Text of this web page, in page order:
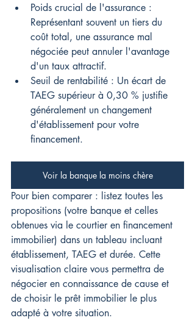
Poids crucial de l'assurance :
Représentant souvent un tiers du
coût total, une assurance mal
négociée peut annuler l'avantage
d'un taux attractif.
Seuil de rentabilité : Un écart de
TAEG supérieur à 0,30 % justifie
généralement un changement
d'établissement pour votre
financement.
Voir la banque la moins chère
Pour bien comparer : listez toutes les
propositions (votre banque et celles
obtenues via le courtier en financement
immobilier) dans un tableau incluant
établissement, TAEG et durée. Cette
visualisation claire vous permettra de
négocier en connaissance de cause et
de choisir le prêt immobilier le plus
adapté à votre situation.